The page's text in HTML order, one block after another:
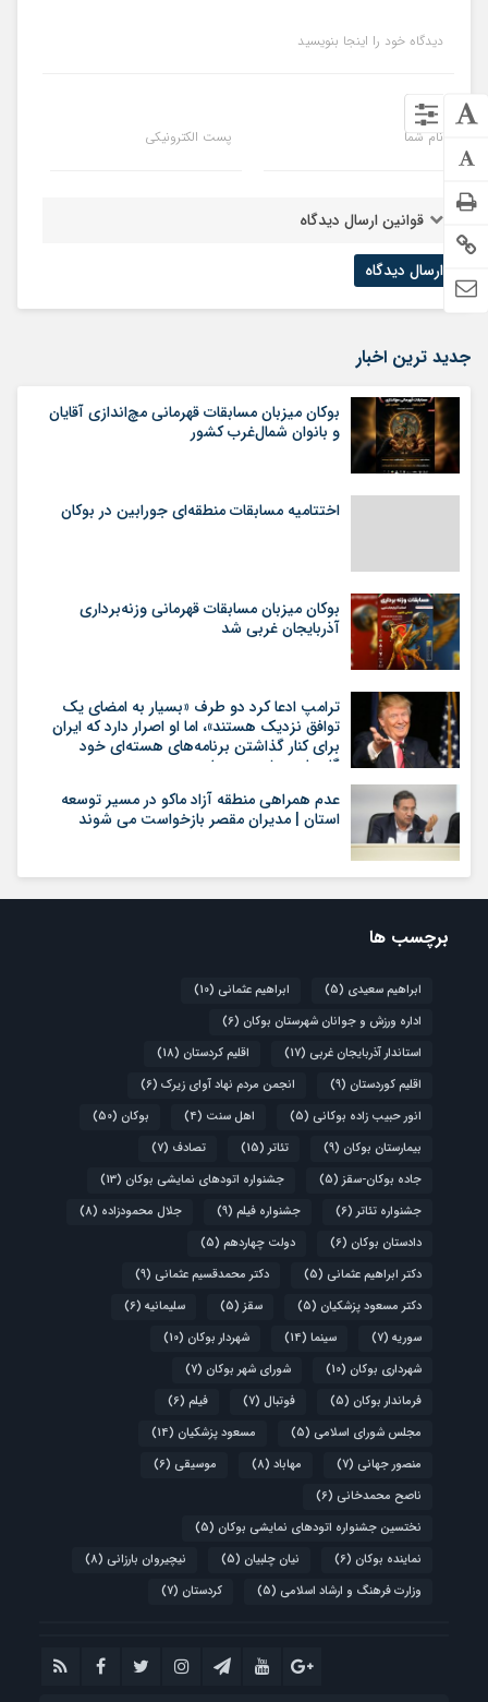
دیدگاه خود را اینجا بنویسید
نام شما پست الکترونیکی
قوانین ارسال دیدگاه
جدید ترین اخبار
بوکان میزبان مسابقات قهرمانی مچ‌اندازی آقایان
و بانوان شمال‌غرب کشور
اختتامیه مسابقات منطقه‌ای جورابین در بوکان
بوکان میزبان مسابقات قهرمانی وزنه‌برداری
آذربایجان غربی شد
ترامپ ادعا کرد دو طرف «بسیار به امضای یک
توافق نزدیک هستند»، اما او اصرار دارد که ایران
برای کنار گذاشتن برنامه‌های هسته‌ای خود
گام‌های بیشتری بردارد
عدم همراهی منطقه آزاد ماکو در مسیر توسعه
استان | مدیران مقصر بازخواست می شوند
برچسب ها
ابراهیم سعیدی (5) ابراهیم عثمانی (10)
اداره ورزش و جوانان شهرستان بوکان (6)
استاندار آذربایجان غربی (17) اقلیم کردستان (18)
اقلیم کوردستان (9) انجمن مردم نهاد آوای زیرک (6)
انور حبیب زاده بوکانی (5) اهل سنت (4) بوکان (50)
بیمارستان بوکان (9) تئاتر (15) تصادف (7)
جاده بوکان-سقز (5) جشنواره اتودهای نمایشی بوکان (13)
جشنواره تئاتر (6) جشنواره فیلم (9) جلال محمودزاده (8)
دادستان بوکان (6) دولت چهاردهم (5)
دکتر ابراهیم عثمانی (5) دکتر محمدقسیم عثمانی (9)
دکتر مسعود پزشکیان (5) سقز (5) سلیمانیه (6)
سوریه (7) سینما (14) شهردار بوکان (10)
شهرداری بوکان (10) شورای شهر بوکان (7)
فرماندار بوکان (5) فوتبال (7) فیلم (6)
مجلس شورای اسلامی (5) مسعود پزشکیان (14)
منصور جهانی (7) مهاباد (8) موسیقی (6)
ناصح محمدخانی (6)
نختسین جشنواره اتودهای نمایشی بوکان (5)
نماینده بوکان (6) نیان چلبیان (5) نیچیروان بارزانی (8)
وزارت فرهنگ و ارشاد اسلامی (5) کردستان (7)